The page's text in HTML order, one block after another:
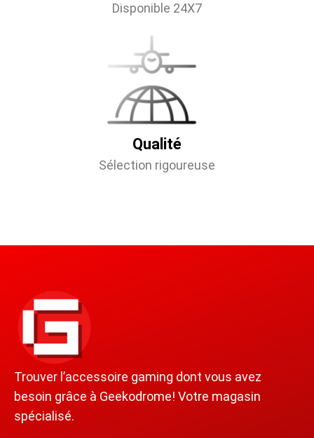
Disponible 24X7
Qualité
Sélection rigoureuse
Trouver l’accessoire gaming dont vous avez
besoin grâce à Geekodrome! Votre magasin
spécialisé.